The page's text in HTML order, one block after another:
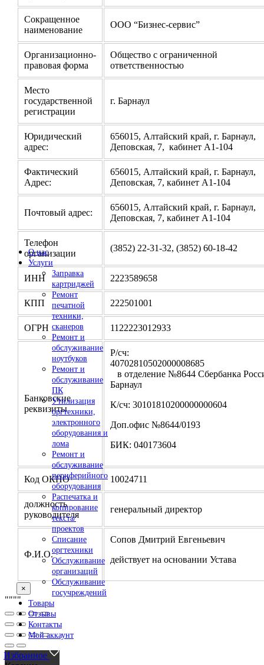
О нас
Услуги
Заправка
картриджей
Ремонт
печатной
техники,
сканеров
Ремонт и
обслуживание
ноутбуков
Ремонт и
обслуживание
ПК
Утилизация
оргтехники,
электронного
оборудования и
лома
Ремонт и
обслуживание
периферийного
оборудования
Распечатка и
копирование
текста/
проектов
Списание
оргтехники
Обслуживание
организаций
Обслуживание
госучреждений
Товары
Отзывы
Контакты
Мой аккаунт
Сокращенное
наименование
ООО “Бизнес-сервис”
Организационно-
правовая форма
Общество с ограниченной
ответственностью
Место
государственной
регистрации
г. Барнаул
Юридический
адрес:
656015, Алтайский край, г. Барнаул,
Деповская, 7, кабинет А1-104
Фактический
Адрес:
656015, Алтайский край, г. Барнаул,
Деповская, 7, кабинет А1-104
Почтовый адрес:
656015, Алтайский край, г. Барнаул,
Деповская, 7, кабинет А1-104
Телефон
организации
(3852) 22-31-32, (3852) 60-18-42
ИНН 2223589658
КПП 222501001
ОГРН 1122223012933
Банковские
реквизиты
Р/сч:
в отделение №8644 Сбербанка
Барнаул
К/сч: 30101810200000000604
Доп.офис №8644/0193
БИК: 040173604
Код ОКПО 10024711
должность
руководителя
генеральный директор
Ф.И.О.
Сопов Дмитрий Евгеньевич
действует на основании Устава
×
""""